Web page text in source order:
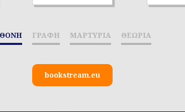
ΓΡΑΦΗ ΜΑΡΤΥΡΙΑ ΘΕΩΡΙΑ
bookstream.eu